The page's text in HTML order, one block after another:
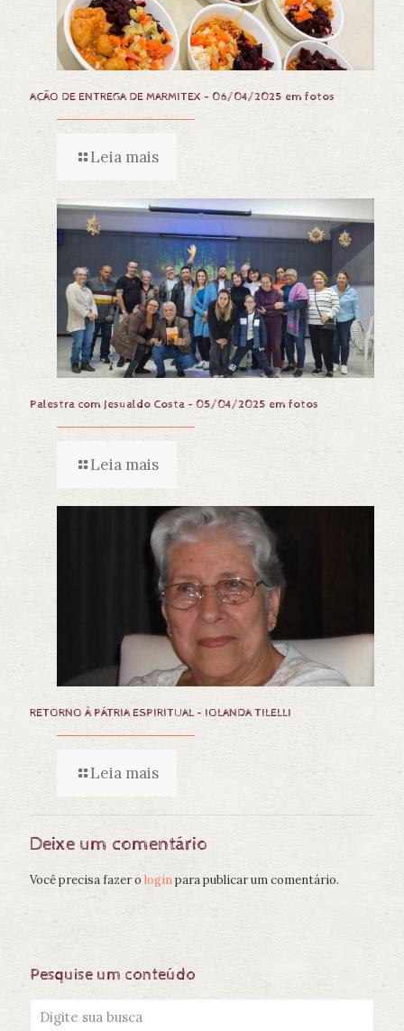
AÇÃO DE ENTREGA DE MARMITEX – 06/04/2025 em fotos
Leia mais
Palestra com Jesualdo Costa – 05/04/2025 em fotos
Leia mais
RETORNO À PÁTRIA ESPIRITUAL – IOLANDA TILELLI
Leia mais
Deixe um comentário
Você precisa fazer o loginpara publicar um comentário.
Pesquise um conteúdo